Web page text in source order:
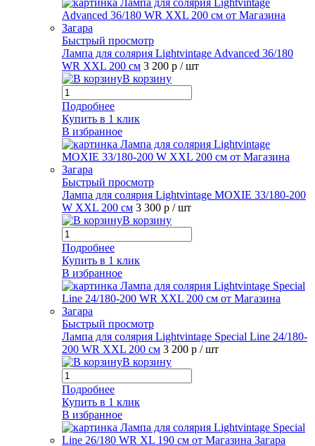
Быстрый просмотр
Лампа для солярия Lightvintage Advanced 36/180
WR XXL 200 см 3 200 р / шт
В корзину
Подробнее
Купить в 1 клик
В избранное
Быстрый просмотр
Лампа для солярия Lightvintage MOXIE 33/180-200
W XXL 200 см 3 300 р / шт
В корзину
Подробнее
Купить в 1 клик
В избранное
Быстрый просмотр
Лампа для солярия Lightvintage Special Line 24/180-
200 WR XXL 200 см 3 200 р / шт
В корзину
Подробнее
Купить в 1 клик
В избранное